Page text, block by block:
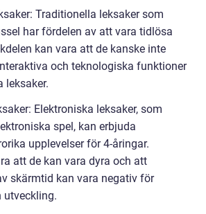
Traditionella leksaker som
har fördelen av att vara tidlösa
kan vara att de kanske inte
och teknologiska funktioner
leksaker.
Elektroniska leksaker, som
spel, kan erbjuda
upplevelser för 4-åringar.
att de kan vara dyra och att
skärmtid kan vara negativ för
utveckling.